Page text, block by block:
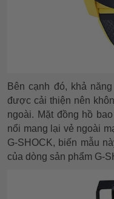
Bên cạnh đó, khả
được cải thiện nên
ngoài. Mặt đồng hồ
nổi mang lại vẻ ngoài
G-SHOCK, biến mẫu
của dòng sản phẩm G-